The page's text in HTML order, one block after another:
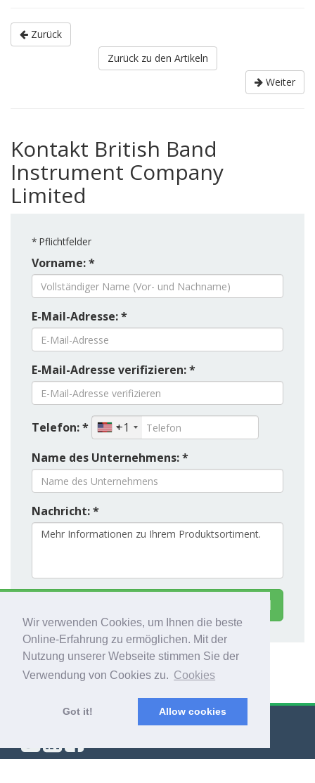
Wir verwenden Cookies, um Ihnen die beste
Online-Erfahrung zu ermöglichen. Mit der
Nutzung unserer Webseite stimmen Sie der
Verwendung von Cookies zu. Cookies
Got it! Allow cookies
Zurück
Zurück zu den Artikeln
Weiter
Kontakt British Band
Instrument Company
Limited
* Pflichtfelder
Vorname: *
E-Mail-Adresse: *
E-Mail-Adresse verifizieren: *
Telefon: *
+1
Name des Unternehmens: *
Nachricht: *
British Band Instrument Company Limited
© Export Worldwide 2026